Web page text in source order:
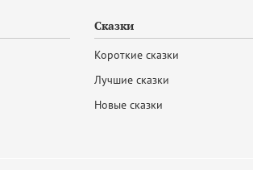
Сказки
Короткие сказки
Лучшие сказки
Новые сказки